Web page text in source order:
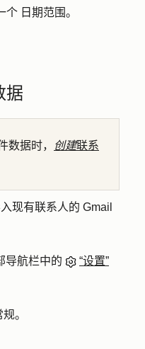
个 日期范围。
据
数据时， 创建联系
现有联系人的 Gmail
导航栏中的
“设置”
规。